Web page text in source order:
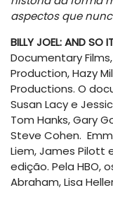
aspectos que
BILLY JOEL: AND SO
Documentary
Production, Hazy
Productions. O
Susan Lacy e
Tom Hanks, Gary
Steve Cohen.
Liem, James Pilott
edição. Pela HBO,
Abraham, Lisa